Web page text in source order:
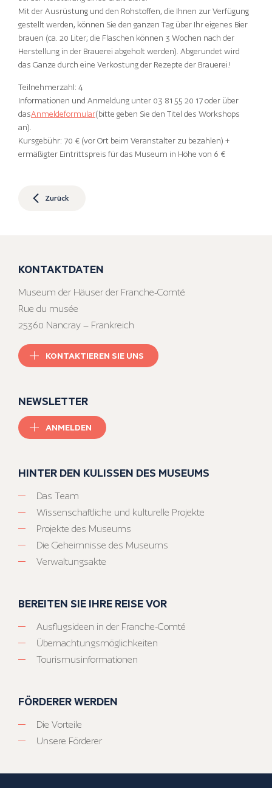
Mit der Ausrüstung und den Rohstoffen, die Ihnen zur Verfügung
gestellt werden, können Sie den ganzen Tag über Ihr eigenes Bier
brauen (ca. 20 Liter; die Flaschen können 3 Wochen nach der
Herstellung in der Brauerei abgeholt werden). Abgerundet wird
das Ganze durch eine Verkostung der Rezepte der Brauerei!
Teilnehmerzahl: 4
Informationen und Anmeldung unter 03 81 55 20 17 oder über
dasAnmeldeformular(bitte geben Sie den Titel des Workshops
an).
Kursgebühr: 70 € (vor Ort beim Veranstalter zu bezahlen) +
ermäßigter Eintrittspreis für das Museum in Höhe von 6 €
Zurück
KONTAKTDATEN
Museum der Häuser der Franche-Comté
Rue du musée
25360 Nancray – Frankreich
KONTAKTIEREN SIE UNS
NEWSLETTER
ANMELDEN
HINTER DEN KULISSEN DES MUSEUMS
Das Team
Wissenschaftliche und kulturelle Projekte
Projekte des Museums
Die Geheimnisse des Museums
Verwaltungsakte
BEREITEN SIE IHRE REISE VOR
Ausflugsideen in der Franche-Comté
Übernachtungsmöglichkeiten
Tourismusinformationen
FÖRDERER WERDEN
Die Vorteile
Unsere Förderer